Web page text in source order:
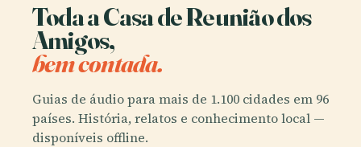
Toda a Casa de Reunião dos
Amigos,
bem contada.
Guias de áudio para mais de 1.100 cidades em 96
países. História, relatos e conhecimento local —
disponíveis offline.